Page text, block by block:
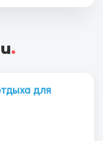
.
для